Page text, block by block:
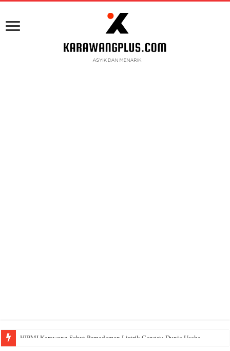
BPK Ganjar WTP ke 11 Pada Laporan Keuangan Pemda Karawang